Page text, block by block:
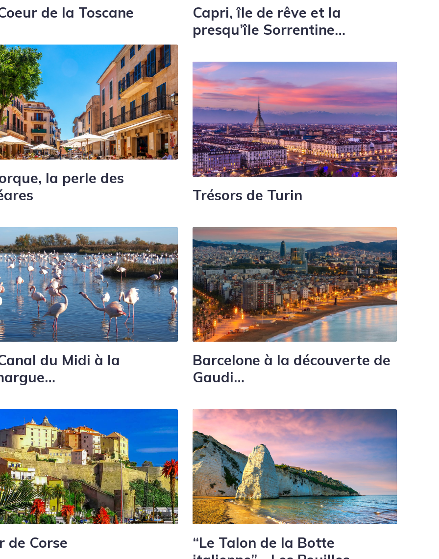
de la Toscane
Capri, île de rêve et la
presqu’île Sorrentine…
la perle des
Trésors de Turin
du Midi à la
Barcelone à la découverte de
Gaudi…
de Corse
“Le Talon de la Botte